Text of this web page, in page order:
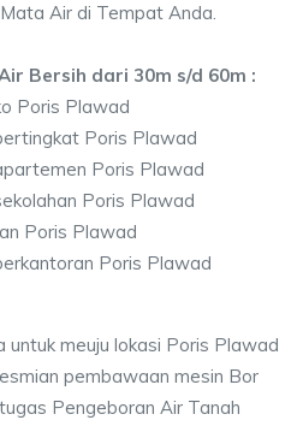
Air di Tempat Anda.
Bersih dari 30m s/d 60m :
Poris Plawad
Poris Plawad
Poris Plawad
Poris Plawad
Poris Plawad
Poris Plawad
untuk meuju lokasi Poris Plawad
pembawaan mesin Bor
Pengeboran Air Tanah